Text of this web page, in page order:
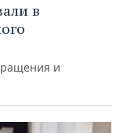
в
и